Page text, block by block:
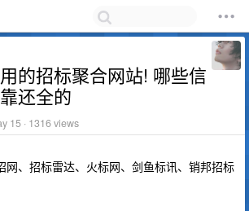
的招标聚合网站! 哪些信
还全的
15 · 1316 views
网、招标雷达、火标网、剑鱼标讯、销邦招标